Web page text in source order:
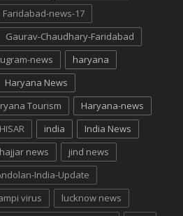
Faridabad-news-17
Gaurav-Chaudhary-Faridabad
news
haryana
Haryana News
Tourism
Haryana-news
HISAR india
India News
news
jind news
India-Update
virus
lucknow news